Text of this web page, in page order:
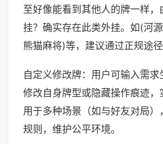
至好像能看到其他人的牌一样，
挂？确实存在此类外挂。如(河
熊猫麻将)等，建议通过正规途径
自定义修改牌：用户可输入需求
修改自身牌型或隐藏操作痕迹，
用于多种场景（如与好友对局
规则，维护公平环境。